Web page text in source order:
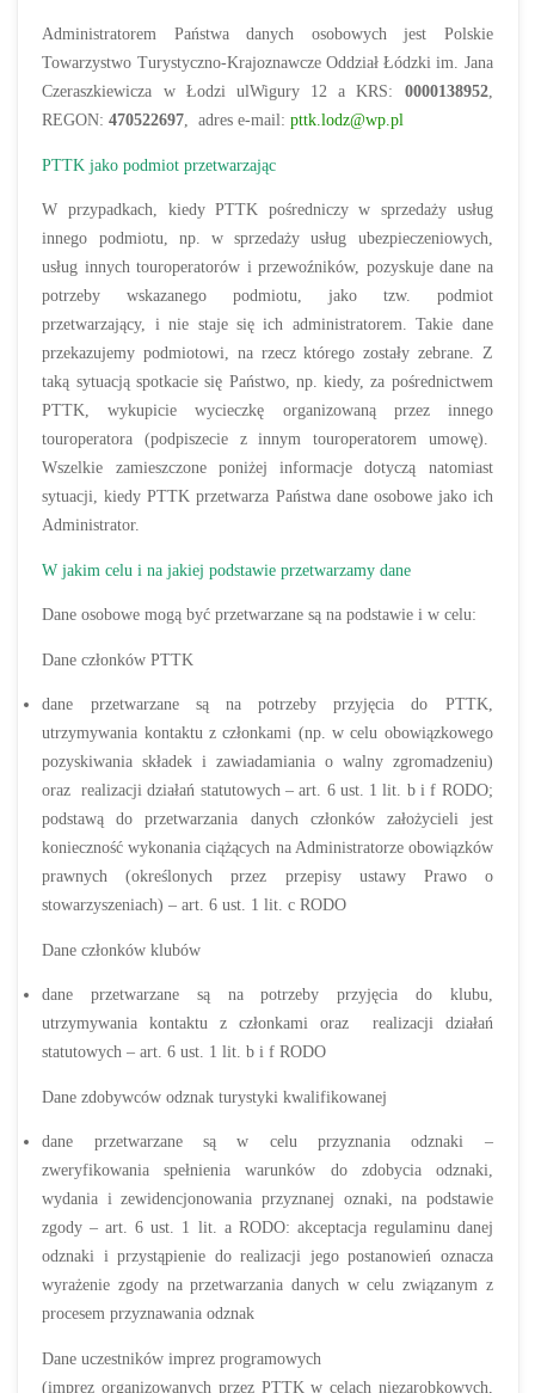
Administratorem Państwa danych osobowych jest Polskie
Towarzystwo Turystyczno-Krajoznawcze Oddział Łódzki im. Jana
Czeraszkiewicza w Łodzi ulWigury 12 a KRS: 0000138952,
REGON:470522697, adres e-mail:pttk.lodz@wp.pl
PTTK jako podmiot przetwarzając
W przypadkach, kiedy PTTK pośredniczy w sprzedaży usług
innego podmiotu, np. w sprzedaży usług ubezpieczeniowych,
usług innych touroperatorów i przewoźników, pozyskuje dane na
potrzeby wskazanego podmiotu, jako tzw. podmiot
przetwarzający, i nie staje się ich administratorem. Takie dane
przekazujemy podmiotowi, na rzecz którego zostały zebrane. Z
taką sytuacją spotkacie się Państwo, np. kiedy, za pośrednictwem
PTTK, wykupicie wycieczkę organizowaną przez innego
touroperatora (podpiszecie z innym touroperatorem umowę).
Wszelkie zamieszczone poniżej informacje dotyczą natomiast
sytuacji, kiedy PTTK przetwarza Państwa dane osobowe jako ich
Administrator.
W jakim celu i na jakiej podstawie przetwarzamy dane
Dane osobowe mogą być przetwarzane są na podstawie i w celu:
Dane członków PTTK
dane przetwarzane są na potrzeby przyjęcia do PTTK,
utrzymywania kontaktu z członkami (np. w celu obowiązkowego
pozyskiwania składek i zawiadamiania o walny zgromadzeniu)
oraz realizacji działań statutowych – art. 6 ust. 1 lit. b i f RODO;
podstawą do przetwarzania danych członków założycieli jest
konieczność wykonania ciążących na Administratorze obowiązków
prawnych (określonych przez przepisy ustawy Prawo o
stowarzyszeniach) – art. 6 ust. 1 lit. c RODO
Dane członków klubów
dane przetwarzane są na potrzeby przyjęcia do klubu,
utrzymywania kontaktu z członkami oraz realizacji działań
statutowych – art. 6 ust. 1 lit. b i f RODO
Dane zdobywców odznak turystyki kwalifikowanej
dane przetwarzane są w celu przyznania odznaki –
zweryfikowania spełnienia warunków do zdobycia odznaki,
wydania i zewidencjonowania przyznanej oznaki, na podstawie
zgody – art. 6 ust. 1 lit. a RODO: akceptacja regulaminu danej
odznaki i przystąpienie do realizacji jego postanowień oznacza
wyrażenie zgody na przetwarzania danych w celu związanym z
procesem przyznawania odznak
Dane uczestników imprez programowych
(imprez organizowanych przez PTTK w celach niezarobkowych,